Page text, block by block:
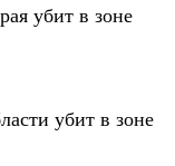
убит в зоне
убит в зоне